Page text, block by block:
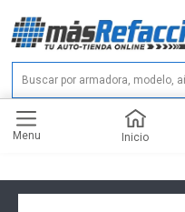
Menu Inicio